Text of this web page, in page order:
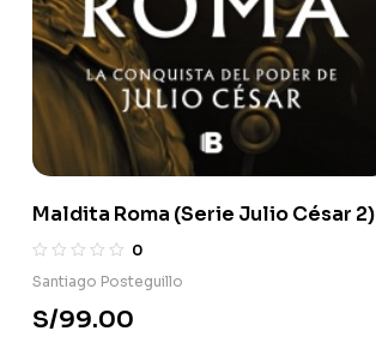
Maldita Roma (Serie Julio César 2)
0
Santiago Posteguillo
S/99.00